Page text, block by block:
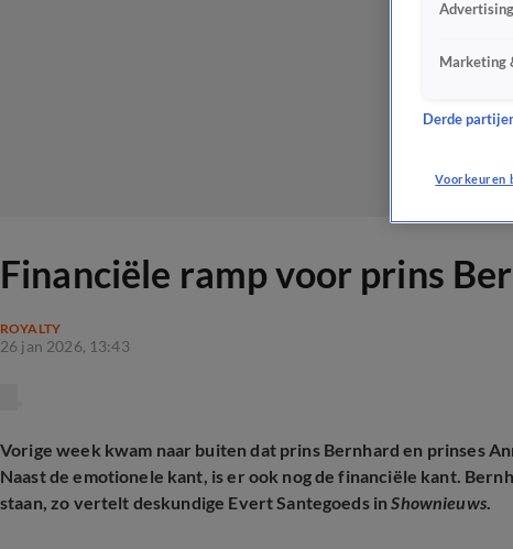
Financiële ramp voor prins
ROYALTY
26 jan 2026, 13:43
Vorige week kwam naar buiten dat prins Bernhard en prinses
Naast de emotionele kant, is er ook nog de financiële kant.
staan, zo vertelt deskundige Evert Santegoeds inShownieuws.
Marketing
Derde
Voorkeuren